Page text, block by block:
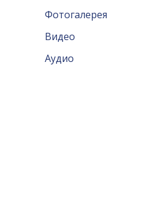
Фотогалерея
Видео
Аудио